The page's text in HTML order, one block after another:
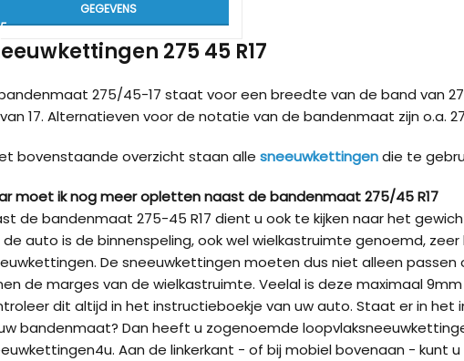
GEGEVENS
275 45 R17
275/45-17 staat voor een breedte van de band van
17. Alternatieven voor de notatie van de bandenmaat zijn o.a.
bovenstaande overzicht staan alle sneeuwkettingendie te
moet ik nog meer opletten naast de bandenmaat 275/45 R17
de bandenmaat 275-45 R17 dient u ook te kijken naar het
de auto is de binnenspeling, ook wel wielkastruimte genoemd,
De sneeuwkettingen moeten dus niet alleen
de marges van de wielkastruimte. Veelal is deze maximaal
dit altijd in het instructieboekje van uw auto. Staat er in het
bandenmaat? Dan heeft u zogenoemde
Aan de linkerkant - of bij mobiel bovenaan - kunt